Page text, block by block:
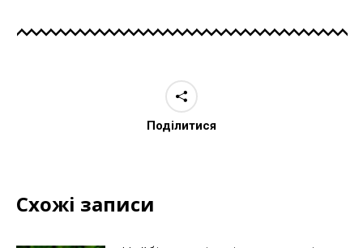
Поділитися
Схожі записи